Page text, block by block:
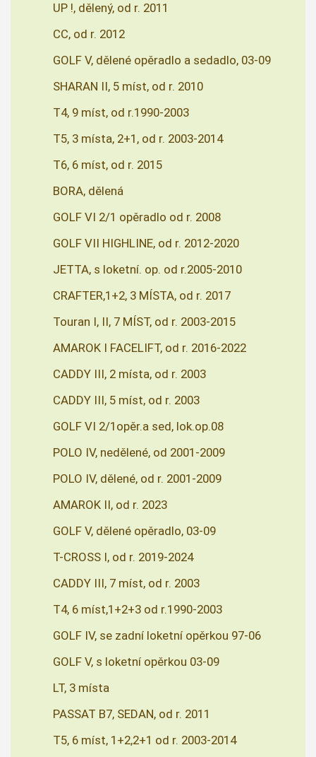
UP !, dělený, od r. 2011
CC, od r. 2012
GOLF V, dělené opěradlo a sedadlo, 03-09
SHARAN II, 5 míst, od r. 2010
T4, 9 míst, od r.1990-2003
T5, 3 místa, 2+1, od r. 2003-2014
T6, 6 míst, od r. 2015
BORA, dělená
GOLF VI 2/1 opěradlo od r. 2008
GOLF VII HIGHLINE, od r. 2012-2020
JETTA, s loketní. op. od r.2005-2010
CRAFTER,1+2, 3 MÍSTA, od r. 2017
Touran I, II, 7 MÍST, od r. 2003-2015
AMAROK I FACELIFT, od r. 2016-2022
CADDY III, 2 místa, od r. 2003
CADDY III, 5 míst, od r. 2003
GOLF VI 2/1opěr.a sed, lok.op.08
POLO IV, nedělené, od 2001-2009
POLO IV, dělené, od r. 2001-2009
AMAROK II, od r. 2023
GOLF V, dělené opěradlo, 03-09
T-CROSS I, od r. 2019-2024
CADDY III, 7 míst, od r. 2003
T4, 6 míst,1+2+3 od r.1990-2003
GOLF IV, se zadní loketní opěrkou 97-06
GOLF V, s loketní opěrkou 03-09
LT, 3 místa
PASSAT B7, SEDAN, od r. 2011
T5, 6 míst, 1+2,2+1 od r. 2003-2014